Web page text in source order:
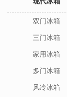
双门冰箱
三门冰箱
家用冰箱
多门冰箱
风冷冰箱